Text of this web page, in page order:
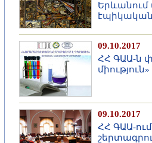
Երևանում
էպիկական
09.10.2017
ՀՀ ԳԱԱ-ն
09.10.2017
ՀՀ ԳԱԱ-